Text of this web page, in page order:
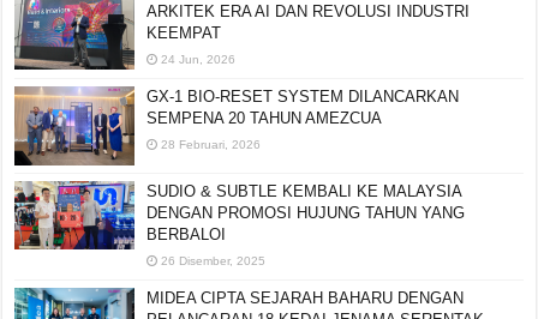
ARKITEK ERA AI DAN REVOLUSI INDUSTRI
KEEMPAT
24 Jun, 2026
GX-1 BIO-RESET SYSTEM DILANCARKAN
SEMPENA 20 TAHUN AMEZCUA
28 Februari, 2026
SUDIO & SUBTLE KEMBALI KE MALAYSIA
DENGAN PROMOSI HUJUNG TAHUN YANG
BERBALOI
26 Disember, 2025
MIDEA CIPTA SEJARAH BAHARU DENGAN